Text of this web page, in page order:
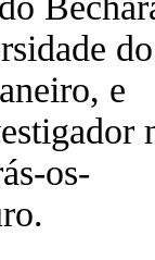
do
e
os-